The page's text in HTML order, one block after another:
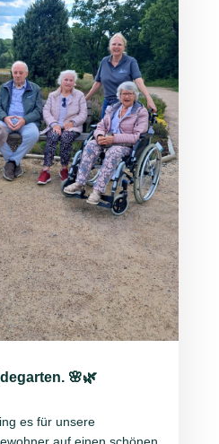
🌸🌿
es für unsere